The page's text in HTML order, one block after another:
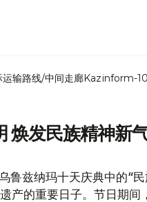
输路线/中间走廊Kazinform-
焕发民族精神新
鲁兹纳玛十天庆典中的“
产的重要日子。节日期间